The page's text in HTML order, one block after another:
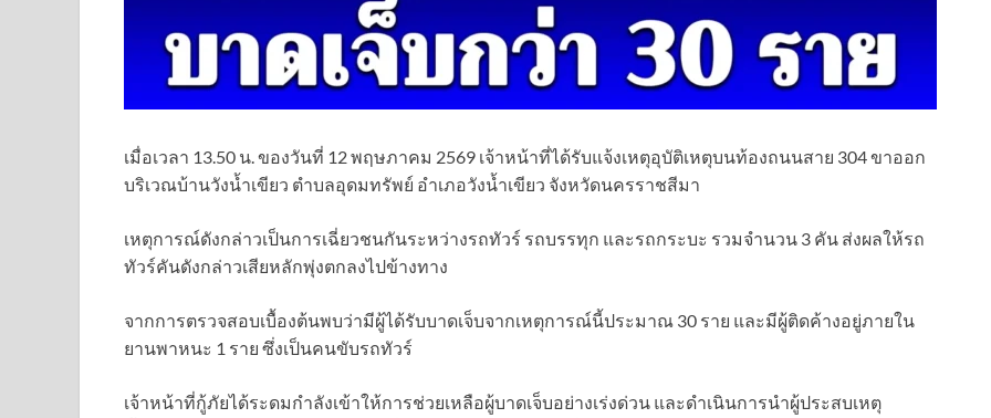
เมื่อเวลา 13.50 น. ของวันที่ 12 พฤษภาคม 2569 เจ้าหน้าที่ได้รับแจ้งเหตุอุบัติเหตุบนท้องถนนสาย 304 ขาออก
บริเวณบ้านวังน้ำเขียว ตำบลอุดมทรัพย์ อำเภอวังน้ำเขียว จังหวัดนครราชสีมา
เหตุการณ์ดังกล่าวเป็นการเฉี่ยวชนกันระหว่างรถทัวร์ รถบรรทุก และรถกระบะ รวมจำนวน 3 คัน ส่งผลให้รถ
ทัวร์คันดังกล่าวเสียหลักพุ่งตกลงไปข้างทาง
จากการตรวจสอบเบื้องต้นพบว่ามีผู้ได้รับบาดเจ็บจากเหตุการณ์นี้ประมาณ 30 ราย และมีผู้ติดค้างอยู่ภายใน
ยานพาหนะ 1 ราย ซึ่งเป็นคนขับรถทัวร์
เจ้าหน้าที่กู้ภัยได้ระดมกำลังเข้าให้การช่วยเหลือผู้บาดเจ็บอย่างเร่งด่วน และดำเนินการนำผู้ประสบเหตุ